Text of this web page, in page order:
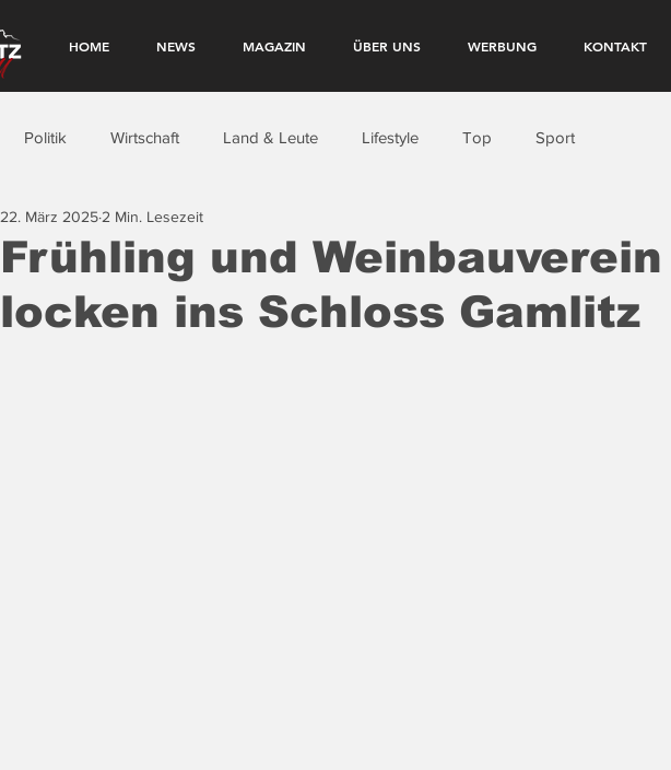
HOME NEWS MAGAZIN ÜBER UNS WERBUNG KONTAKT
Politik Wirtschaft Land & Leute Lifestyle Top Sport
Frühling und Weinbauverein
locken ins Schloss Gamlitz
22. März 2025 2 Min. Lesezeit